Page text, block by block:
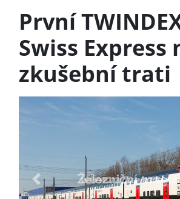
První
Swiss Express
zkušební trati
Previous